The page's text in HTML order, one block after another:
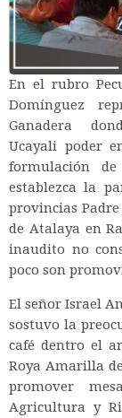
En el rubro
Domínguez
Ganadera
Ucayali poder
formulación
establezca la
provincias
de Atalaya en
inaudito no
poco son
El señor Israel
sostuvo la
café dentro el
Roya Amarilla
promover
Agricultura y